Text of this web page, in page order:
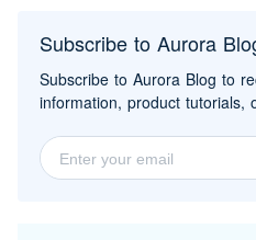
Subscribe to Aurora
Subscribe to Aurora Blog to
information, product tutorials,